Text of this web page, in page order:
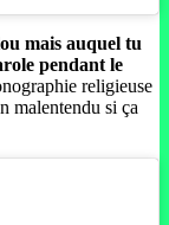
mais auquel tu
pendant le
religieuse
malentendu si ça